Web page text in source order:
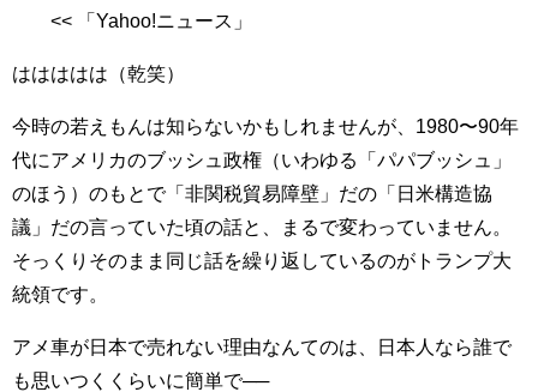
<< 「Yahoo!ニュース」
ははははは（乾笑）
今時の若えもんは知らないかもしれませんが、1980〜90年
代にアメリカのブッシュ政権（いわゆる「パパブッシュ」
のほう）のもとで「非関税貿易障壁」だの「日米構造協
議」だの言っていた頃の話と、まるで変わっていません。
そっくりそのまま同じ話を繰り返しているのがトランプ大
統領です。
アメ車が日本で売れない理由なんてのは、日本人なら誰で
も思いつくくらいに簡単で──